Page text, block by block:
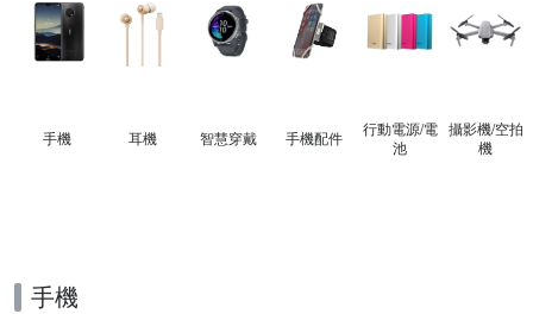
手機 耳機 智慧穿戴 手機配件
行動電源/電
池
攝影機/空拍
機
手機